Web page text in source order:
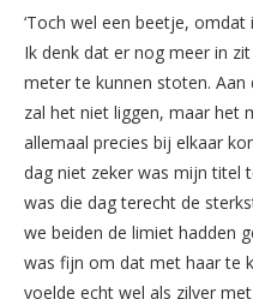
‘Toch wel een beetje,
Ik denk dat er nog meer in
meter te kunnen stoten. Aan
zal het niet liggen, maar het
allemaal precies bij elkaar
dag niet zeker was mijn titel
was die dag terecht de
we beiden de limiet hadden
was fijn om dat met haar te
voelde echt wel als zilver